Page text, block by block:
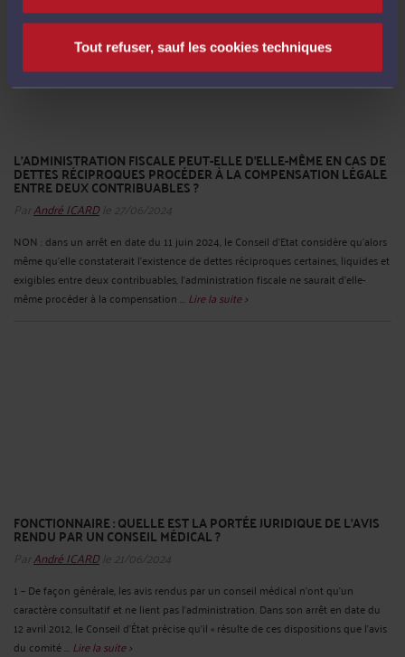
Tout refuser, sauf les cookies techniques
L’ADMINISTRATION FISCALE PEUT-ELLE D’ELLE-MÊME EN CAS DE
DETTES RÉCIPROQUES PROCÉDER À LA COMPENSATION LÉGALE
ENTRE DEUX CONTRIBUABLES ?
ParAndré ICARDle 27/06/2024
NON : dans un arrêt en date du 11 juin 2024, le Conseil d’Etat considère qu’alors
même qu’elle constaterait l’existence de dettes réciproques certaines, liquides et
exigibles entre deux contribuables, l’administration fiscale ne saurait d’elle-
même procéder à la compensation ... Lire la suite >
FONCTIONNAIRE : QUELLE EST LA PORTÉE JURIDIQUE DE L’AVIS
RENDU PAR UN CONSEIL MÉDICAL ?
ParAndré ICARDle 21/06/2024
1 – De façon générale, les avis rendus par un conseil médical n'ont qu'un
caractère consultatif et ne lient pas l'administration. Dans son arrêt en date du
12 avril 2012, le Conseil d’État précise qu’il « résulte de ces dispositions que l’avis
du comité ... Lire la suite >